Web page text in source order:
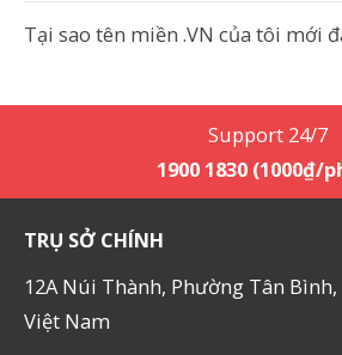
Tại sao tên miền .VN của tôi mới
Support 24/7
1900 1830 (1000₫/
TRỤ SỞ CHÍNH
12A Núi Thành, Phường Tân
Việt Nam